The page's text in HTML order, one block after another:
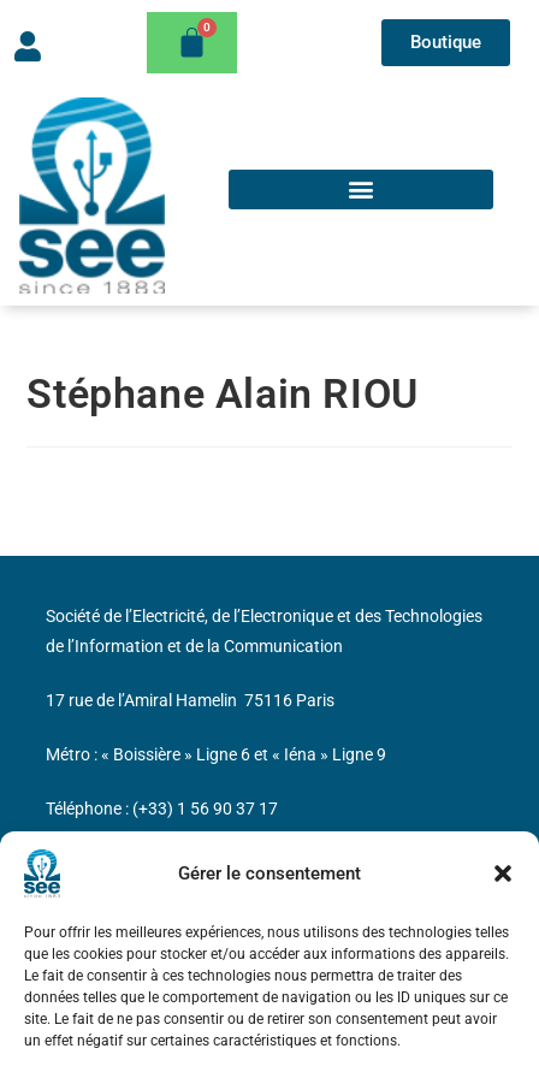
Gérer le consentement
Pour offrir les meilleures expériences, nous utilisons des technologies telles
que les cookies pour stocker et/ou accéder aux informations des appareils.
Le fait de consentir à ces technologies nous permettra de traiter des
données telles que le comportement de navigation ou les ID uniques sur ce
site. Le fait de ne pas consentir ou de retirer son consentement peut avoir
un effet négatif sur certaines caractéristiques et fonctions.
Boutique
Stéphane Alain RIOU
Bicentenaire des découvertes d’André-
Marie Ampère
Mentions légales
Société de l’Electricité, de l’Electronique et des Technologies
de l’Information et de la Communication
17 rue de l’Amiral Hamelin 75116 Paris
Métro : « Boissière » Ligne 6 et « Iéna » Ligne 9
Téléphone : (+33) 1 56 90 37 17
N° de SIREN : 785 393 232, Code APE : 9412Z TVA intra-
communautaire : FR44 785 393 232